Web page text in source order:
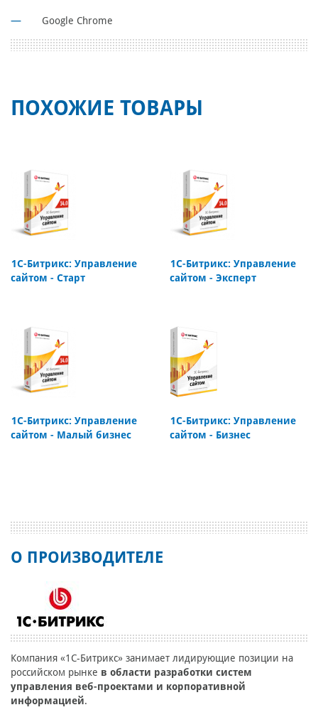
Google Chrome
ПОХОЖИЕ ТОВАРЫ
1С-Битрикс: Управление
сайтом - Старт
1С-Битрикс: Управление
сайтом - Эксперт
1С-Битрикс: Управление
сайтом - Малый бизнес
1С-Битрикс: Управление
сайтом - Бизнес
О ПРОИЗВОДИТЕЛЕ
Компания «1С-Битрикс» занимает лидирующие позиции на
российском рынке в области разработки систем
управления веб-проектами и корпоративной
информацией.